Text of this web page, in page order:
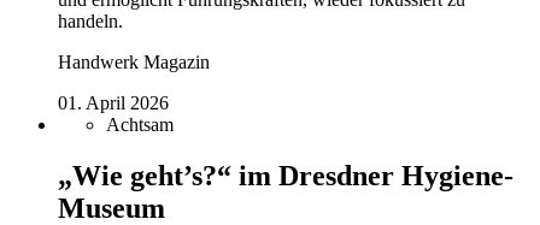
handeln.
Handwerk Magazin
01. April 2026
Achtsam
„Wie geht’s?“ im Dresdner Hygiene-
Museum